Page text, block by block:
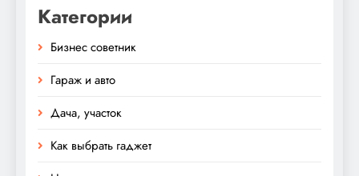
Категории
Бизнес советник
Гараж и авто
Дача, участок
Как выбрать гаджет